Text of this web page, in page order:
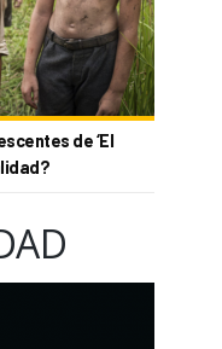
de ‘El